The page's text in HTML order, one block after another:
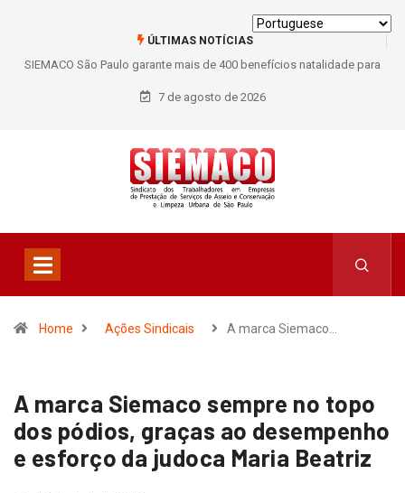
ÚLTIMAS NOTÍCIAS
SIEMACO São Paulo garante mais de 400 benefícios natalidade para
trabalhadores do Asseio em 2026
7 de agosto de 2026
Home Ações Sindicais A marca Siemaco…
A marca Siemaco sempre no topo
dos pódios, graças ao desempenho
e esforço da judoca Maria Beatriz